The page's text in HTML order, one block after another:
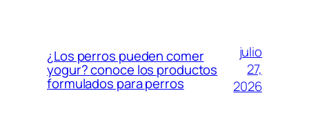
¿Los perros pueden comer
yogur? conoce los productos
formulados para perros
julio
27,
2026